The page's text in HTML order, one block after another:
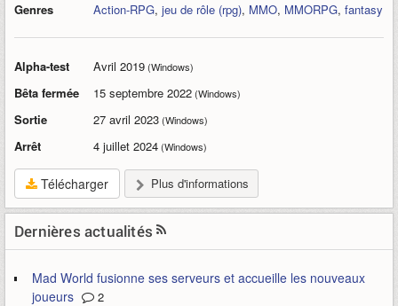
Genres
Action-RPG, jeu de rôle (rpg), MMO, MMORPG, fantasy
Alpha-test Avril 2019(Windows)
Bêta fermée 15 septembre 2022(Windows)
Sortie 27 avril 2023(Windows)
Arrêt 4 juillet 2024(Windows)
Télécharger Plus d'informations
Dernières actualités
Mad World fusionne ses serveurs et accueille les nouveaux
joueurs
2